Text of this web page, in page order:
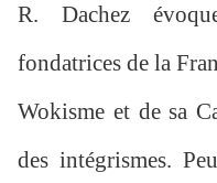
R. Dachez
fondatrices de la
Wokisme et de sa
des intégrismes.